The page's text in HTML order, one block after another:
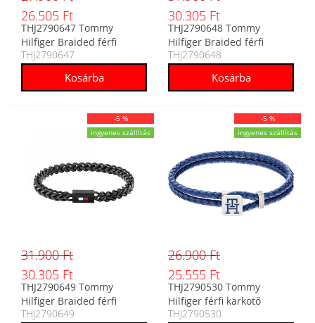
26.505 Ft
THJ2790647 Tommy
Hilfiger Braided férfi
karkötő
THJ2790647
30.305 Ft
THJ2790648 Tommy
Hilfiger Braided férfi
karkötő
THJ2790648
-5 %
ingyenes szállítás
31.900 Ft
30.305 Ft
THJ2790649 Tommy
Hilfiger Braided férfi
karkötő
THJ2790649
-5 %
ingyenes szállítás
26.900 Ft
25.555 Ft
THJ2790530 Tommy
Hilfiger férfi karkötő
THJ2790530